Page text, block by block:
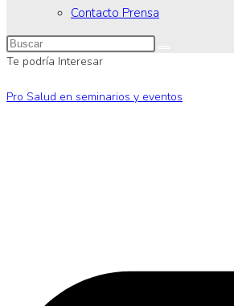
Contacto Prensa
Te podría Interesar
Pro Salud en seminarios y eventos